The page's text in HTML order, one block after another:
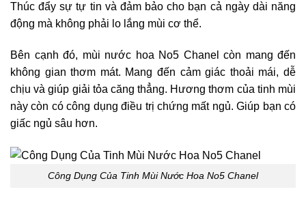
Thúc đẩy sự tự tin và đảm bảo cho bạn cả ngày dài năng
động mà không phải lo lắng mùi cơ thể.
Bên cạnh đó, mùi nước hoa No5 Chanel còn mang đến
không gian thơm mát. Mang đến cảm giác thoải mái, dễ
chịu và giúp giải tỏa căng thẳng. Hương thơm của tinh mùi
này còn có công dụng điều trị chứng mất ngủ. Giúp bạn có
giấc ngủ sâu hơn.
Công Dụng Của Tinh Mùi Nước Hoa No5 Chanel